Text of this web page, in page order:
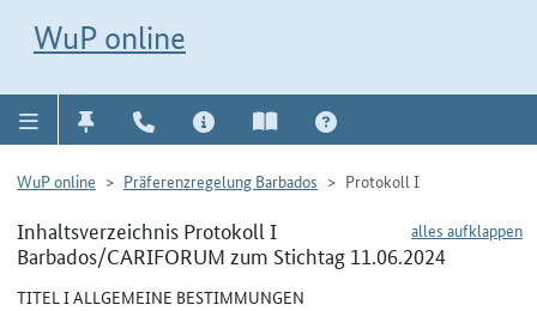
WuP online
WuP online Präferenzregelung Barbados Protokoll I
alles aufklappen
Inhaltsverzeichnis Protokoll I
Barbados/CARIFORUM zum Stichtag 11.06.2024
TITEL I ALLGEMEINE BESTIMMUNGEN